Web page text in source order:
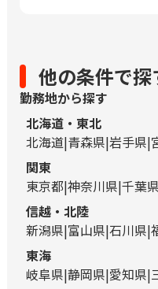
他の条件で探
勤務地から探す
北海道・東北
北海道 青森県 岩手県
関東
東京都 神奈川県 千葉県
信越・北陸
新潟県 富山県 石川県
東海
岐阜県 静岡県 愛知県